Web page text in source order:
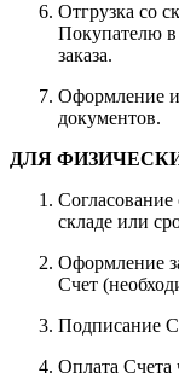
Отгрузка со
Покупателю в
заказа.
Оформление
документов.
ДЛЯ
Согласование
складе или
Оформление
Счет
Подписание
Оплата Счета